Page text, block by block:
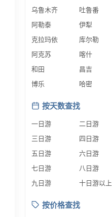
乌鲁木齐
吐鲁番
阿勒泰
伊犁
克拉玛依
库尔勒
阿克苏
喀什
和田
昌吉
博乐
哈密
按天数查找
一日游
二日游
三日游
四日游
五日游
六日游
七日游
八日游
九日游
十日游以上
按价格查找